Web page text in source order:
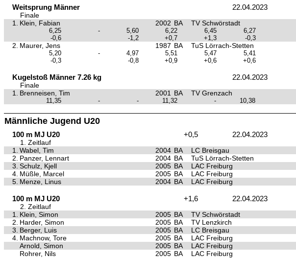
Weitsprung Männer 22.04.2023
Finale
1.
Klein, Fabian 2002 BA TV Schwörstadt
6,25
- 5,60 6,22 6,45
6,27
-0,6
-1,2 +0,7 +1,3 -0,3
2. Maurer, Jens 1987 BA TuS Lörrach-Stetten
5,20
- 4,97 5,51 5,47
5,41
-0,3
-0,8 +0,9 +0,6 +0,6
Kugelstoß Männer 7.26 kg 22.04.2023
Finale
1.
Brenneisen, Tim 2001 BA TV Grenzach
11,35
- - 11,32 - 10,38
Männliche Jugend U20
100 m MJ U20 +0,5 22.04.2023
1. Zeitlauf
1.
Wabel, Tim 2004 BA LC Breisgau
2. Panzer, Lennart 2004 BA TuS Lörrach-Stetten
3. Schulz, Kjell 2005 BA LAC Freiburg
4. Müßle, Marcel 2005 BA LAC Freiburg
5. Menze, Linus 2004 BA LAC Freiburg
100 m MJ U20 +1,6 22.04.2023
2. Zeitlauf
1.
Klein, Simon 2005 BA TV Schwörstadt
2. Harder, Simon 2005 BA TV Lenzkirch
3. Berger, Luis 2005 BA LC Breisgau
4. Machnow, Tore 2005 BA LAC Freiburg
Arnold, Simon 2005 BA LAC Freiburg
Rohrer, Nils
2005 BA LAC Freiburg